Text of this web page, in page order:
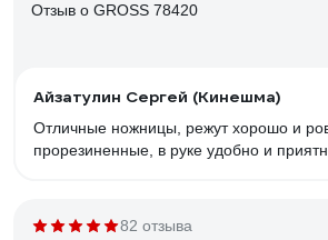
Отзыв о GROSS 78420
Айзатулин Сергей (Кинешма)
Отличные ножницы, режут хорошо и
прорезиненные, в руке удобно и
82 отзыва